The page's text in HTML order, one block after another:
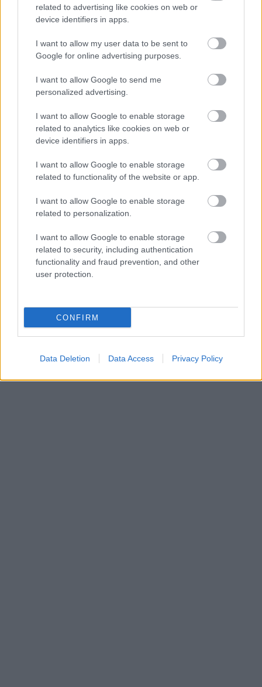
related to advertising like cookies on web or
device identifiers in apps.
I want to allow my user data to be sent to
Google for online advertising purposes.
I want to allow Google to send me
personalized advertising.
I want to allow Google to enable storage
related to analytics like cookies on web or
device identifiers in apps.
I want to allow Google to enable storage
related to functionality of the website or app.
I want to allow Google to enable storage
related to personalization.
I want to allow Google to enable storage
related to security, including authentication
functionality and fraud prevention, and other
user protection.
CONFIRM
Data Deletion Data Access Privacy Policy